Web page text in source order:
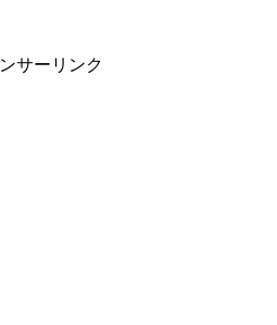
サーリンク